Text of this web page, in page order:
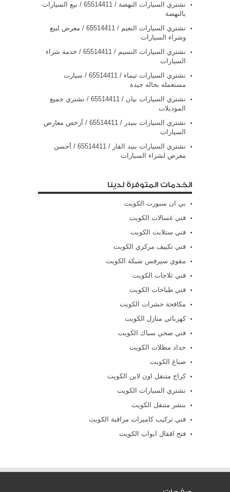
نشتري السيارات النهضة / 65514411 / بيع السيارات
بالنهضة
نشتري السيارات النعيم / 65514411 / معرض لبيع
وشراء السيارات
نشتري السيارات النسيم / 65514411 / خدمة شراء
السيارات
نشتري السيارات تيماء / 65514411 / سيارت
مستعمله بحاله جيدة
نشتري السيارات بيان / 65514411 / نشتري جميع
الموديلات
نشتري السيارات بنيدر / 65514411 / أرخص معارض
السيارات
نشتري السيارات بنيد القار / 65514411 / أحسن
معرض لشراء السيارات
الخدمات المتوفرة لدينا
بي ان سبورت الكويت
فني غسالات الكويت
فني ستلايت الكويت
فني تكييف مركزي الكويت
مقوي سيرفس شيكة الكويت
فني ثلاجات الكويت
فني طباخات الكويت
مكافحة حشرات الكويت
كهربائي منازل الكويت
فني صحي سباك الكويت
حداد مظلات الكويت
صباغ الكويت
كراج متنقل اون لاين الكويت
نشتري السيارات الكويت
بنشر متنقل الكويت
فني تركيب كاميرات مراقبة الكويت
فتح اقفال ابواب الكويت